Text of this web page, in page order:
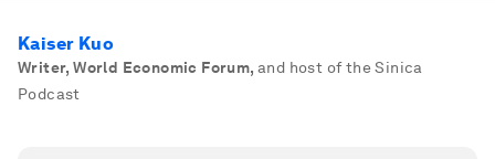
Kaiser Kuo
Writer, World Economic Forum, and host of the Sinica
Podcast